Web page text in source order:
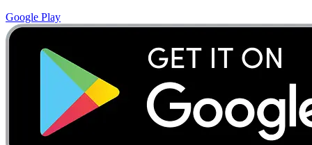
Google Play